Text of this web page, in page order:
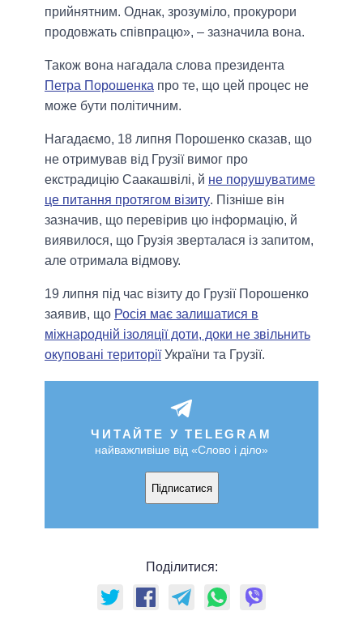
прийнятним. Однак, зрозуміло, прокурори
продовжать співпрацю», – зазначила вона.
Також вона нагадала слова президента
Петра Порошенка про те, що цей процес не
може бути політичним.
Нагадаємо, 18 липня Порошенко сказав, що
не отримував від Грузії вимог про
екстрадицію Саакашвілі, й не порушуватиме
це питання протягом візиту. Пізніше він
зазначив, що перевірив цю інформацію, й
виявилося, що Грузія зверталася із запитом,
але отримала відмову.
19 липня під час візиту до Грузії Порошенко
заявив, що Росія має залишатися в
міжнародній ізоляції доти, доки не звільнить
окуповані територіїУкраїни та Грузії.
ЧИТАЙТЕ У TELEGRAM
найважливіше від «Слово і діло»
Підписатися
Поділитися: